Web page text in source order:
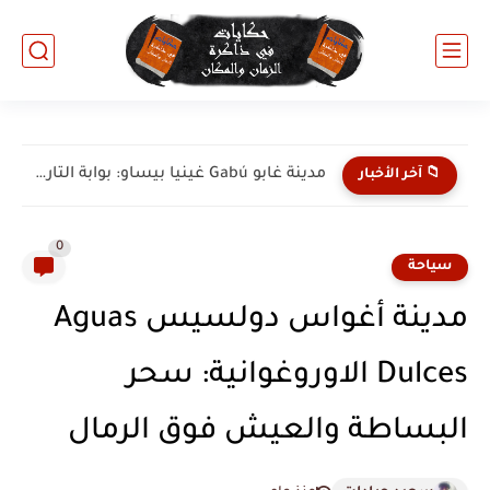
📁 آخر الأخبار مدينة كاتيو Catió غينيا بيساو: جوهرة الساحل الجنوبي والطبيعة البكر
سياحة
0
مدينة أغواس دولسيس Aguas
Dulces الاوروغوانية: سحر
البساطة والعيش فوق الرمال